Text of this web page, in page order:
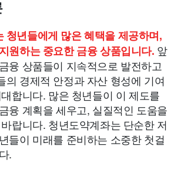
청년들에게 많은 혜택을 제공하며,
원하는 중요한 금융 상품입니다. 앞
융 상품들이 지속적으로 발전하고
의 경제적 안정과 자산 형성에 기여
합니다. 많은 청년들이 이 제도를
융 계획을 세우고, 실질적인 도움을
랍니다. 청년도약계좌는 단순한 저
들이 미래를 준비하는 소중한 첫걸
.